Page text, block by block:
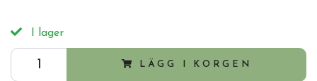
I lager
LÄGG I KORGEN